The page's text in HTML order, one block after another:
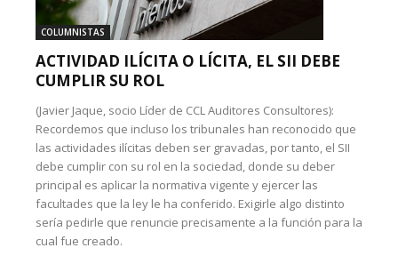
COLUMNISTAS
ACTIVIDAD ILÍCITA O LÍCITA, EL SII DEBE
CUMPLIR SU ROL
(Javier Jaque, socio Líder de CCL Auditores Consultores):
Recordemos que incluso los tribunales han reconocido que
las actividades ilícitas deben ser gravadas, por tanto, el SII
debe cumplir con su rol en la sociedad, donde su deber
principal es aplicar la normativa vigente y ejercer las
facultades que la ley le ha conferido. Exigirle algo distinto
sería pedirle que renuncie precisamente a la función para la
cual fue creado.